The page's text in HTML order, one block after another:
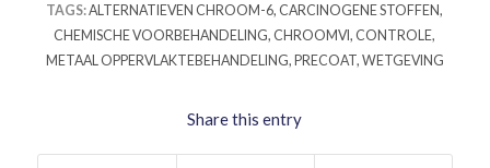
TAGS:ALTERNATIEVEN CHROOM-6, CARCINOGENE STOFFEN,
CHEMISCHE VOORBEHANDELING, CHROOMVI, CONTROLE,
METAAL OPPERVLAKTEBEHANDELING, PRECOAT, WETGEVING
Share this entry